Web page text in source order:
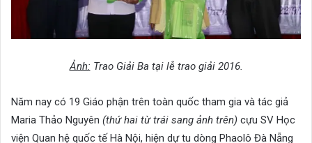
Ảnh: Trao Giải Ba tại lễ trao giải 2016.
Năm nay có 19 Giáo phận trên toàn quốc tham gia và tác giả
Maria Thảo Nguyên (thứ hai từ trái sang ảnh trên) cựu SV Học
viện Quan hệ quốc tế Hà Nội, hiện dự tu dòng Phaolô Đà Nẵng